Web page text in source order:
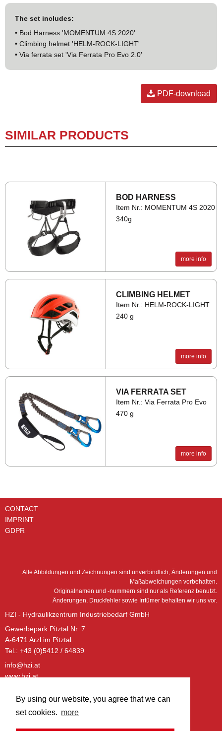
By using our website, you agree that we can
set cookies. more
The set includes:
• Bod Harness 'MOMENTUM 4S 2020'
• Climbing helmet 'HELM-ROCK-LIGHT'
• Via ferrata set 'Via Ferrata Pro Evo 2.0'
PDF-download
SIMILAR PRODUCTS
BOD HAR­NESS
Item Nr.: MOMENTUM 4S 2020
340g
more info
CLIMB­ING HEL­MET
Item Nr.: HELM-ROCK-LIGHT
240 g
more info
VIA FER­RATA SET
Item Nr.: Via Ferrata Pro Evo
470 g
more info
CONTACT
IMPRINT
GDPR
Alle Abbildungen und Zeichnungen sind unverbindlich, Änderungen und
Maßabweichungen vorbehalten.
Originalnamen und -nummern sind nur als Referenz benutzt.
Änderungen, Druckfehler sowie Irrtümer behalten wir uns vor.
HZI - Hydraulikzentrum Industriebedarf GmbH
Gewerbepark Pitztal Nr. 7
A-6471 Arzl im Pitztal
Tel.: +43 (0)5412 / 64839
info@hzi.at
www.hzi.at
Montag - Donnerstag:
08:00 - 12:00 Uhr